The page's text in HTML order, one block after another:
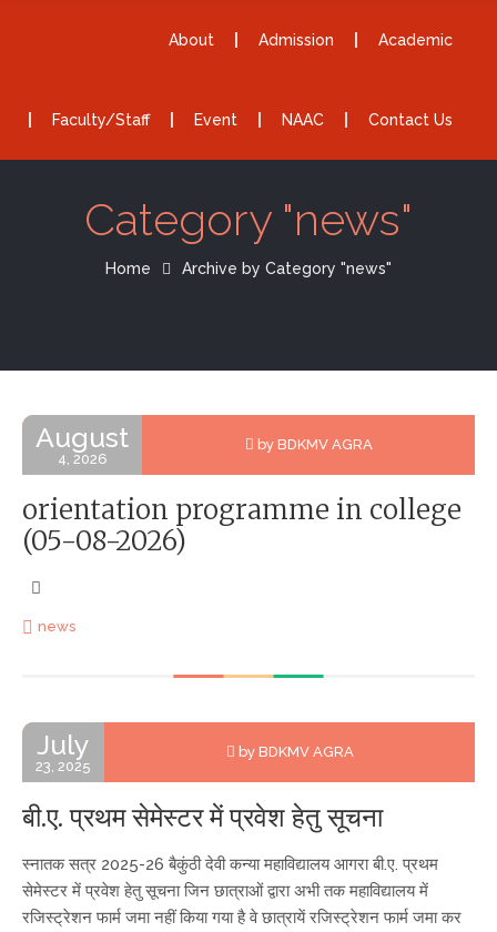
About Admission Academic
Faculty/Staff Event NAAC Contact Us
Category "news"
Home Archive by Category "news"
August
4, 2026
by BDKMV AGRA
orientation programme in college
(05-08-2026)
news
July
23, 2025
by BDKMV AGRA
बी.ए. प्रथम सेमेस्टर में प्रवेश हेतु सूचना
स्नातक सत्र 2025-26 बैकुंठी देवी कन्या महाविद्यालय आगरा बी.ए. प्रथम
सेमेस्टर में प्रवेश हेतु सूचना जिन छात्राओं द्वारा अभी तक महाविद्यालय में
रजिस्ट्रेशन फार्म जमा नहीं किया गया है वे छात्रायें रजिस्ट्रेशन फार्म जमा कर